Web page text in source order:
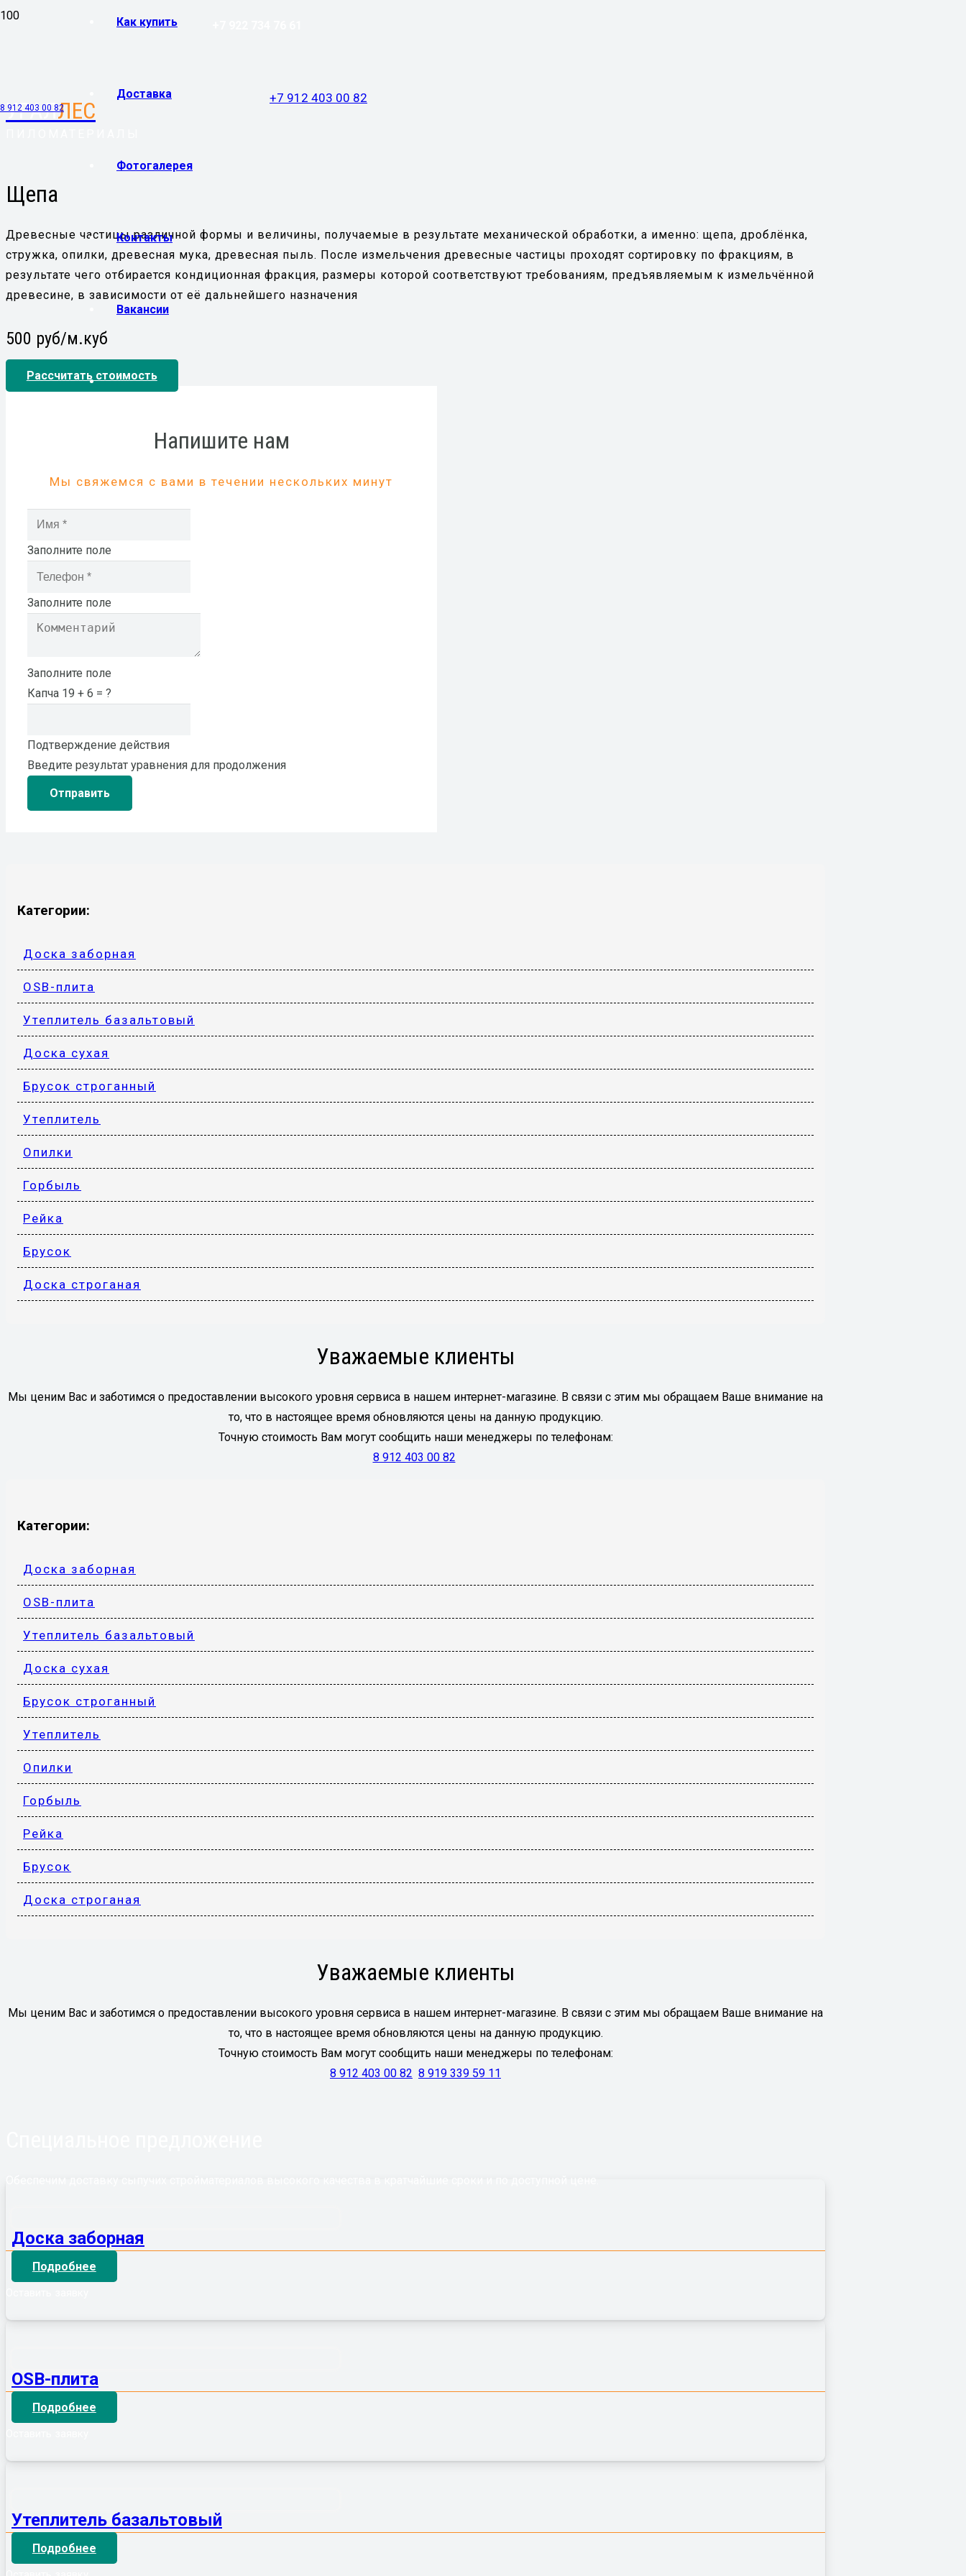
Как купить
Доставка
Фотогалерея
Контакты
Вакансии
+7 912 403 00 82
8 912 403 00 82
УРАЛЛЕС
Щепа
Древесные частицы различной формы и величины, получаемые в результате механической обработки, а именно: щепа, дроблёнка,
стружка, опилки, древесная мука, древесная пыль. После измельчения древесные частицы проходят сортировку по фракциям, в
результате чего отбирается кондиционная фракция, размеры которой соответствуют требованиям, предъявляемым к измельчённой
древесине, в зависимости от её дальнейшего назначения
500 руб/м.куб
Рассчитать стоимость
Напишите нам
Мы свяжемся с вами в течении нескольких минут
Заполните поле
Заполните поле
Заполните поле
Капча 19 + 6 = ?
Подтверждение действия
Введите результат уравнения для продолжения
Отправить
Категории:
Доска заборная
OSB-плита
Утеплитель базальтовый
Доска сухая
Брусок строганный
Утеплитель
Опилки
Горбыль
Рейка
Брусок
Доска строганая
Уважаемые клиенты
Мы ценим Вас и заботимся о предоставлении высокого уровня сервиса в нашем интернет-магазине. В связи с этим мы обращаем Ваше внимание на
то, что в настоящее время обновляются цены на данную продукцию.
Точную стоимость Вам могут сообщить наши менеджеры по телефонам:
8 912 403 00 82
Категории:
Доска заборная
OSB-плита
Утеплитель базальтовый
Доска сухая
Брусок строганный
Утеплитель
Опилки
Горбыль
Рейка
Брусок
Доска строганая
Уважаемые клиенты
Мы ценим Вас и заботимся о предоставлении высокого уровня сервиса в нашем интернет-магазине. В связи с этим мы обращаем Ваше внимание на
то, что в настоящее время обновляются цены на данную продукцию.
Точную стоимость Вам могут сообщить наши менеджеры по телефонам:
8 912 403 00 82 8 919 339 59 11
Доска заборная
Подробнее
OSB-плита
Подробнее
Утеплитель базальтовый
Подробнее